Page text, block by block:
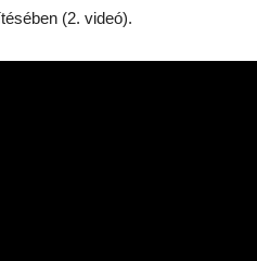
(2. videó).